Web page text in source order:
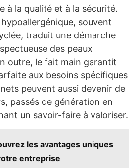
à la qualité et à la sécurité.
souvent
traduit une démarche
des peaux
outre, le fait main garantit
aux besoins spécifiques
peuvent aussi devenir de
passés de génération en
un savoir-faire à valoriser.
les avantages uniques
entreprise